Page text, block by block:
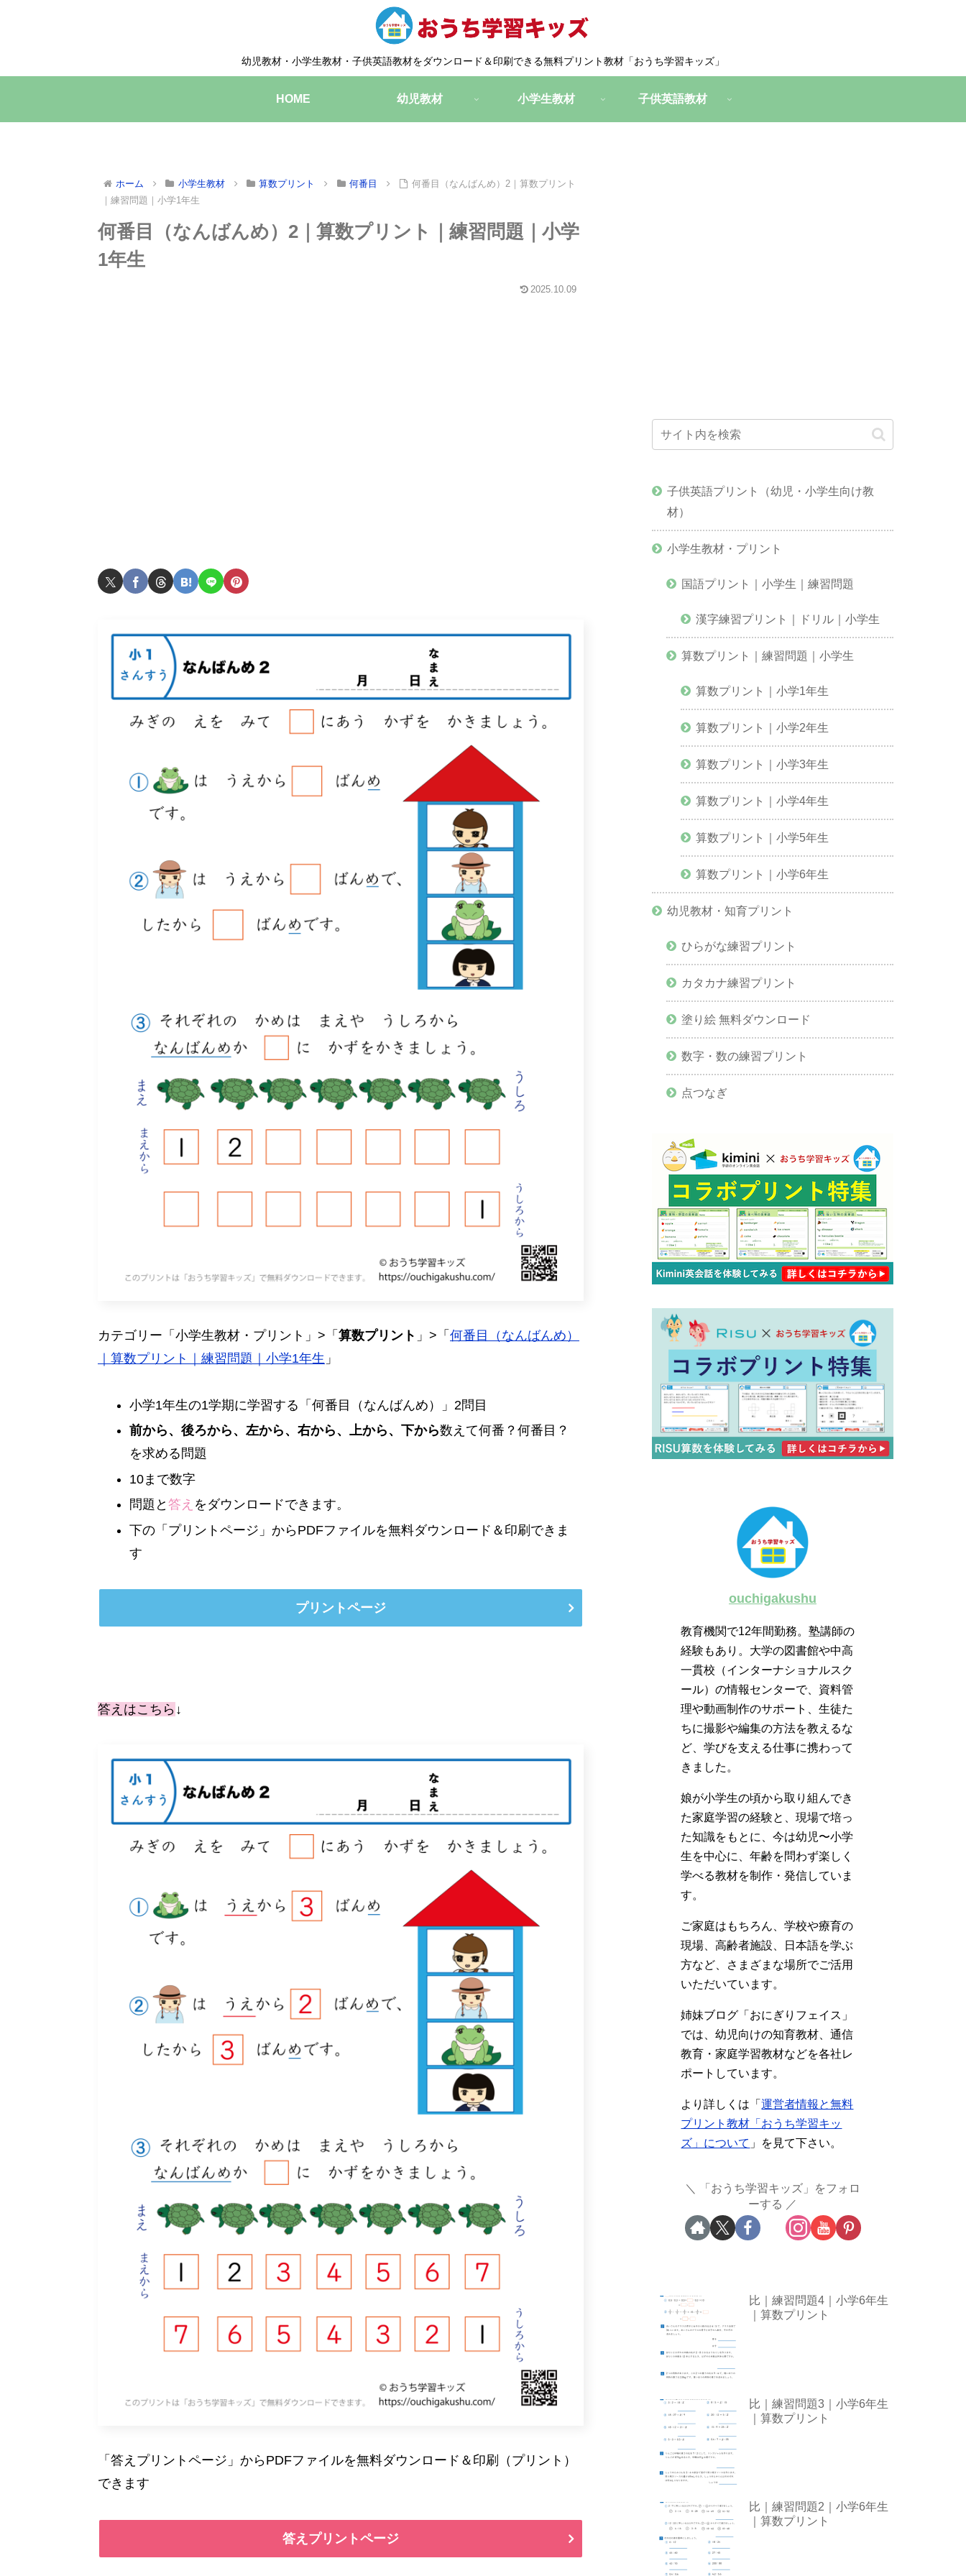
幼児教材・小学生教材・子供英語教材をダウンロード＆印刷できる無料プリント教材「おうち学習キッズ」
HOME 幼児教材 小学生教材 子供英語教材
ホーム 小学生教材 算数プリント 何番目
何番目（なんばんめ）2｜算数プリント
｜練習問題｜小学1年生
何番目（なんばんめ）2｜算数プリント｜練習問題｜小学
1年生
2025.10.09
カテゴリー「小学生教材・プリント」>「 算数プリント 」>「 何番目（なんばんめ）
｜算数プリント｜練習問題｜小学1年生 」
小学1年生の1学期に学習する「何番目（なんばんめ）」2問目
前から、後ろから、左から、右から、上から、下から数えて何番？何番目？
を求める問題
10まで数字
問題と 答え をダウンロードできます。
下の「プリントページ」からPDFファイルを無料ダウンロード＆印刷できま
す
プリントページ
答えはこちら ↓
「答えプリントページ」からPDFファイルを無料ダウンロード＆印刷（プリント）
できます
答えプリントページ
子供英語プリント（幼児・小学生向け教
材）
小学生教材・プリント
国語プリント｜小学生｜練習問題
漢字練習プリント｜ドリル｜小学生
算数プリント｜練習問題｜小学生
算数プリント｜小学1年生
算数プリント｜小学2年生
算数プリント｜小学3年生
算数プリント｜小学4年生
算数プリント｜小学5年生
算数プリント｜小学6年生
幼児教材・知育プリント
ひらがな練習プリント
カタカナ練習プリント
塗り絵 無料ダウンロード
数字・数の練習プリント
点つなぎ
ouchigakushu
教育機関で12年間勤務。塾講師の
経験もあり。大学の図書館や中高
一貫校（インターナショナルスク
ール）の情報センターで、資料管
理や動画制作のサポート、生徒た
ちに撮影や編集の方法を教えるな
ど、学びを支える仕事に携わって
きました。
娘が小学生の頃から取り組んでき
た家庭学習の経験と、現場で培っ
た知識をもとに、今は幼児〜小学
生を中心に、年齢を問わず楽しく
学べる教材を制作・発信していま
す。
ご家庭はもちろん、学校や療育の
現場、高齢者施設、日本語を学ぶ
方など、さまざまな場所でご活用
いただいています。
姉妹ブログ「おにぎりフェイス」
では、幼児向けの知育教材、通信
教育・家庭学習教材などを各社レ
ポートしています。
より詳しくは「運営者情報と無料
プリント教材「おうち学習キッ
ズ」について 」を見て下さい。
「おうち学習キッズ」をフォロ
ーする
比｜練習問題4｜小学6年生
｜算数プリント
比｜練習問題3｜小学6年生
｜算数プリント
比｜練習問題2｜小学6年生
｜算数プリント